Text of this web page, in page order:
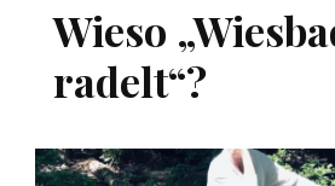
Wieso
radelt“?